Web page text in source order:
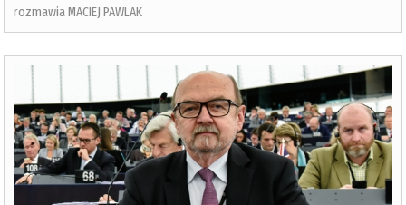
rozmawia MACIEJ PAWLAK